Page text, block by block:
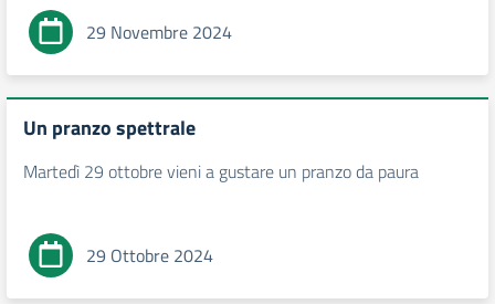
29 Novembre 2024
Un pranzo spettrale
Martedì 29 ottobre vieni a gustare un pranzo da paura
29 Ottobre 2024